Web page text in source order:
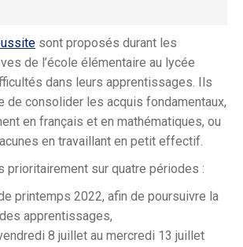
sont proposés durant les
de l’école élémentaire au lycée
dans leurs apprentissages. Ils
de consolider les acquis fondamentaux,
en français et en mathématiques, ou
en travaillant en petit effectif.
prioritairement sur quatre périodes :
printemps 2022, afin de poursuivre la
apprentissages,
8 juillet au mercredi 13 juillet